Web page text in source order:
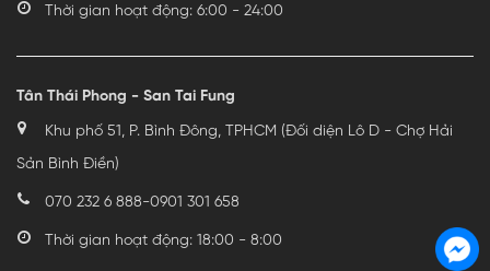
Thời gian hoạt động: 6:00 - 24:00
Tân Thái Phong - San Tai Fung
Khu phố 51, P. Bình Đông, TPHCM (Đối diện Lô D - Chợ Hải
Sản Bình Điền)
070 232 6 888-0901 301 658
Thời gian hoạt động: 18:00 - 8:00